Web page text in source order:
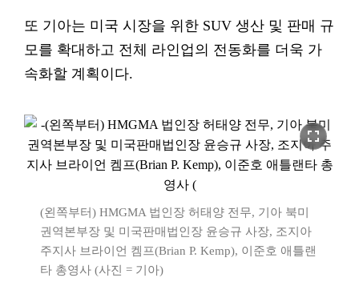
또 기아는 미국 시장을 위한 SUV 생산 및 판매 규
모를 확대하고 전체 라인업의 전동화를 더욱 가
속화할 계획이다.
fullscreen
(왼쪽부터) HMGMA 법인장 허태양 전무, 기아 북미
권역본부장 및 미국판매법인장 윤승규 사장, 조지아
주지사 브라이언 켐프(Brian P. Kemp), 이준호 애틀랜
타 총영사 (사진 = 기아)